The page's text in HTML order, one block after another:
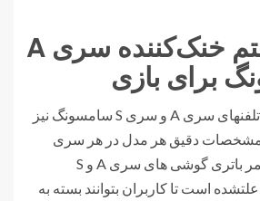
قیاس سیستم خنک‌کننده سری A
سیستم خنک‌کننده در تلفنهای سری A و سری S سامسونگ نیز
مشخصات دقیق هر مدل در هر سری
بستگی دارد؛ قیاس عمر باتری گوشی های سری A و S
است تا کاربران بتوانند بسته به